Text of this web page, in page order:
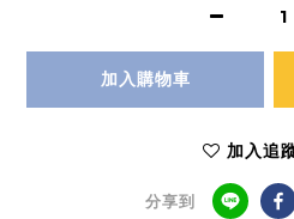
加入購物車
加入追
分享到